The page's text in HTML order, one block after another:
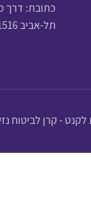
כתובת: דרך מנחם
תל-אביב 6721516